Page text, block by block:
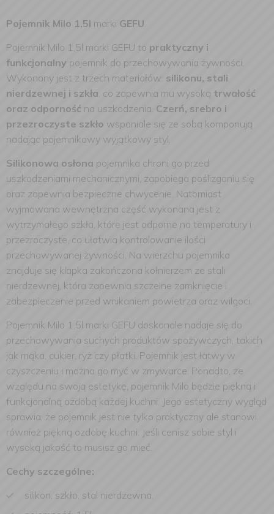
Pojemnik Milo 1,5l marki GEFU.
Pojemnik Milo 1,5l marki GEFU to praktyczny i
funkcjonalny pojemnik do przechowywania żywności.
Wykonany jest z trzech materiałów: silikonu, stali
nierdzewnej i szkła, co zapewnia mu wysoką trwałość
oraz odporność na uszkodzenia. Czerń, srebro i
przezroczyste szkło wspaniale się ze sobą komponują
nadając pojemnikowy wyjątkowy styl.
Silikonowa osłona pojemnika chroni go przed
uszkodzeniami mechanicznymi, zapobiega poślizganiu się
oraz zapewnia bezpieczne chwycenie. Natomiast
wyjmowana wewnętrzna część wykonana jest z
wytrzymałego szkła, które jest odporne na temperatury i
przezroczyste, co ułatwia kontrolowanie ilości
przechowywanej żywności. Na wierzchu pojemnika
znajduje się klapka zakończona kołnierzem ze stali
nierdzewnej, która zapewnia szczelne zamknięcie i
zabezpieczenie przed wnikaniem powietrza oraz wilgoci.
Pojemnik Milo 1,5l marki GEFU doskonale nadaje się do
przechowywania suchych produktów spożywczych, takich
jak mąka, cukier, ryż czy płatki. Pojemnik jest łatwy w
czyszczeniu i można go myć w zmywarce. Ponadto, ze
względu na swoją estetykę, pojemnik Milo będzie piękną i
funkcjonalną ozdobą każdej kuchni. Jego estetyczny wygląd
sprawia, że pojemnik jest nie tylko praktyczny ale stanowi
również piękną ozdobę kuchni. Jeśli cenisz sobie styl i
wysoką jakość to musisz go mieć.
Cechy szczególne:
silikon, szkło, stal nierdzewna,